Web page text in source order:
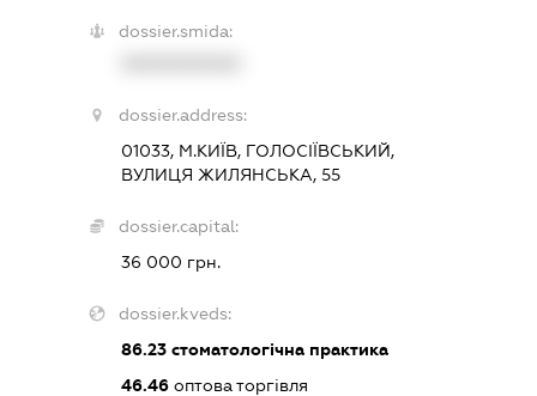
dossier.smida:
dossier.address:
01033, М.КИЇВ, ГОЛОСІЇВСЬКИЙ,
ВУЛИЦЯ ЖИЛЯНСЬКА, 55
dossier.capital:
36 000 грн.
dossier.kveds:
86.23стоматологічна практика
46.46оптова торгівля